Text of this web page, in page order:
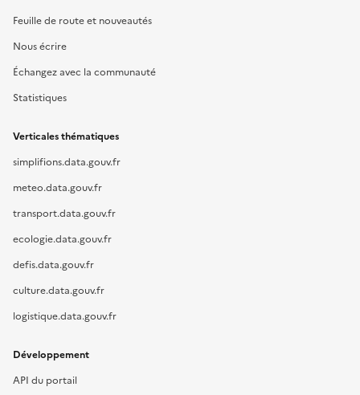
Feuille de route et nouveautés
Nous écrire
Échangez avec la communauté
Statistiques
Verticales thématiques
simplifions.data.gouv.fr
meteo.data.gouv.fr
transport.data.gouv.fr
ecologie.data.gouv.fr
defis.data.gouv.fr
culture.data.gouv.fr
logistique.data.gouv.fr
Développement
API du portail